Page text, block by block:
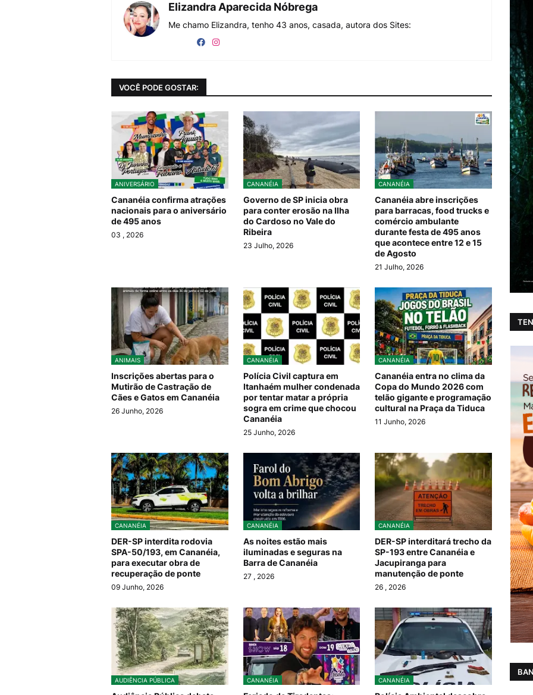
Elizandra Aparecida Nóbrega
Me chamo Elizandra, tenho 43 anos, casada, autora dos Sites:
VOCÊ PODE GOSTAR:
ANIVERSÁRIO
Cananéia confirma atrações
nacionais para o aniversário
de 495 anos
03 , 2026
CANANÉIA
Governo de SP inicia obra
para conter erosão na Ilha
do Cardoso no Vale do
Ribeira
23 Julho, 2026
CANANÉIA
Cananéia abre inscrições
para barracas, food trucks e
comércio ambulante
durante festa de 495 anos
que acontece entre 12 e 15
de Agosto
21 Julho, 2026
ANIMAIS
Inscrições abertas para o
Mutirão de Castração de
Cães e Gatos em Cananéia
26 Junho, 2026
CANANÉIA
Polícia Civil captura em
Itanhaém mulher condenada
por tentar matar a própria
sogra em crime que chocou
Cananéia
25 Junho, 2026
CANANÉIA
Cananéia entra no clima da
Copa do Mundo 2026 com
telão gigante e programação
cultural na Praça da Tiduca
11 Junho, 2026
CANANÉIA
DER-SP interdita rodovia
SPA-50/193, em Cananéia,
para executar obra de
recuperação de ponte
09 Junho, 2026
CANANÉIA
As noites estão mais
iluminadas e seguras na
Barra de Cananéia
27 , 2026
CANANÉIA
DER-SP interditará trecho da
SP-193 entre Cananéia e
Jacupiranga para
manutenção de ponte
26 , 2026
AUDIÊNCIA PÚBLICA CANANÉIA CANANÉIA